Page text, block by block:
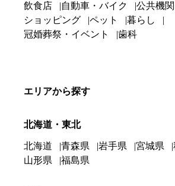
飲食店
自動車・バイク
公共機
ショッピング
ペット
暮らし
冠婚葬祭・イベント
歯科
エリアから探す
北海道・東北
北海道 青森県 岩手県 宮城県
山形県
福島県